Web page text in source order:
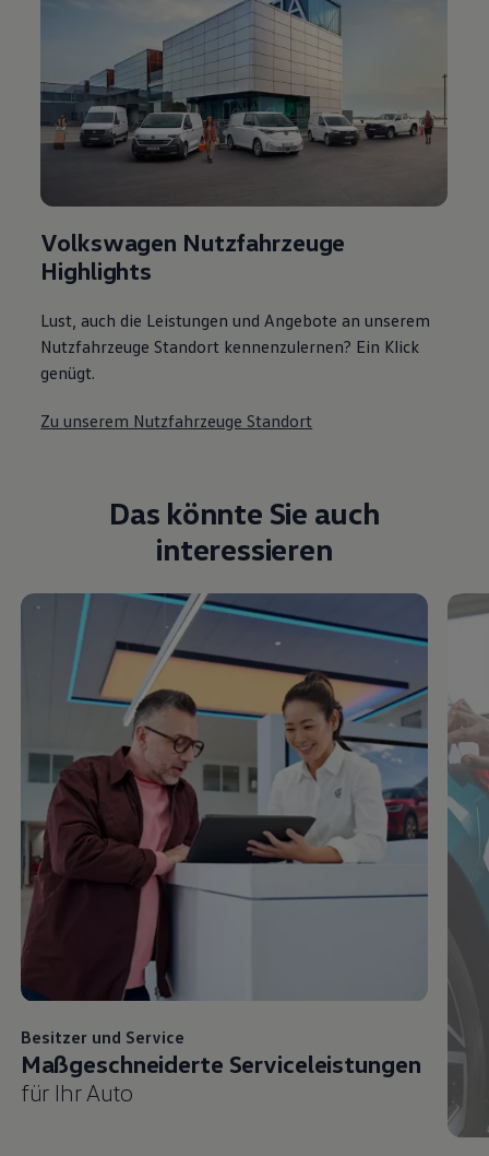
Volkswagen Nutzfahrzeuge
Highlights
Lust, auch die Leistungen und Angebote an unserem
Nutzfahrzeuge Standort kennenzulernen? Ein Klick
genügt.
Zu unserem Nutzfahrzeuge Standort
Das könnte Sie auch
interessieren
Besitzer und Service
Maßgeschneiderte Serviceleistungen
für Ihr Auto